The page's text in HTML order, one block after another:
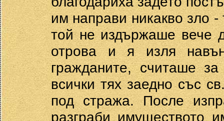
им направи никакво зло
той не издържаше вече
отрова и я изля
гражданите, считаше
всички тях заедно със
под стража. После
разграби имуществото